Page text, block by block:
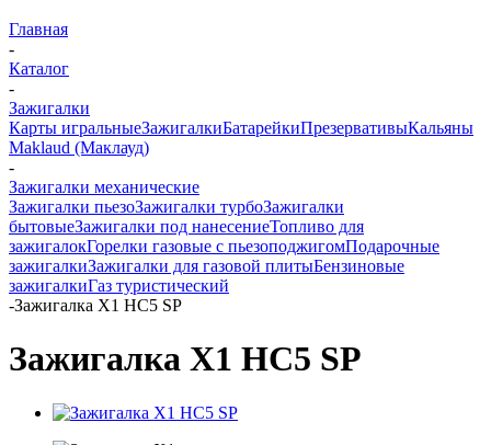
Главная
-
Каталог
-
Зажигалки
Карты игральныеЗажигалкиБатарейкиПрезервативыКальяны
Maklaud (Маклауд)
-
Зажигалки механические
Зажигалки пьезоЗажигалки турбоЗажигалки
бытовыеЗажигалки под нанесениеТопливо для
зажигалокГорелки газовые с пьезоподжигомПодарочные
зажигалкиЗажигалки для газовой плитыБензиновые
зажигалкиГаз туристический
-Зажигалка X1 HC5 SP
Зажигалка X1 HC5 SP